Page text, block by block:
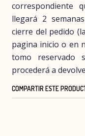
correspondiente
llegará 2
cierre del pedido
pagina inicio o en
tomo reservado
procederá a
COMPARTIR ESTE